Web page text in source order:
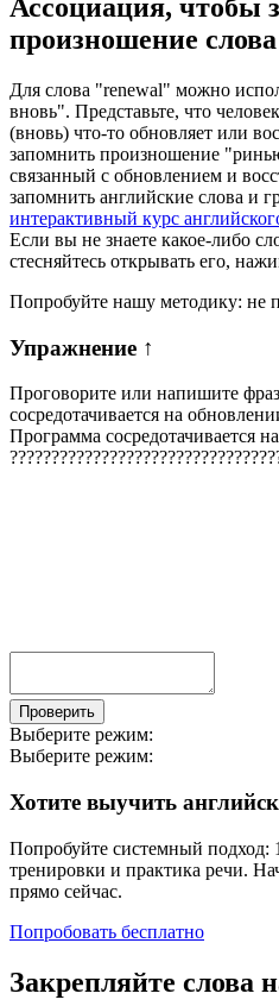
Ассоциация, чтобы
произношение слова
Для слова "renewal" можно
вновь". Представьте, что
(вновь) что-то обновляет или
запомнить произношение
связанный с обновлением и
запомнить английские слова и
интерактивный курс
Если вы не знаете какое-либо
стесняйтесь открывать его,
Попробуйте нашу методику: не
Упражнение ↑
Проговорите или напишите
сосредотачивается на
Программа сосредотачивается
????????????????????????????????
Проверить
Выберите режим:
Выберите режим:
Хотите выучить
Попробуйте системный подход:
тренировки и практика речи.
прямо сейчас.
Попробовать бесплатно
Закрепляйте слова